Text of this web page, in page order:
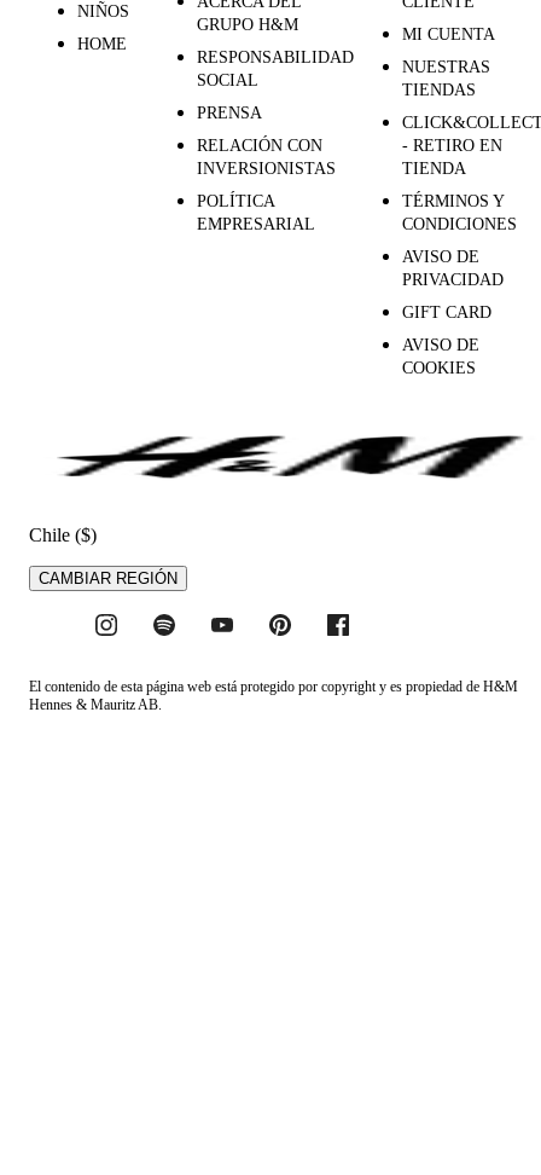
NIÑOS
HOME
GRUPO H&M
RESPONSABILIDAD
SOCIAL
PRENSA
RELACIÓN CON
INVERSIONISTAS
POLÍTICA
EMPRESARIAL
MI CUENTA
NUESTRAS
TIENDAS
- RETIRO EN
TIENDA
TÉRMINOS Y
CONDICIONES
AVISO DE
PRIVACIDAD
GIFT CARD
AVISO DE
COOKIES
Chile ($)
CAMBIAR REGIÓN
El contenido de esta página web está protegido por copyright y es propiedad de H&M
Hennes & Mauritz AB.